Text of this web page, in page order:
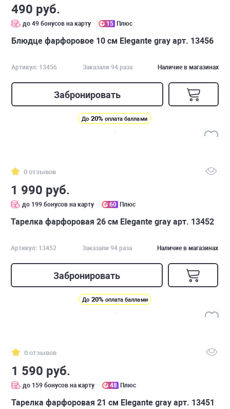
490 руб.
до 49 бонусов на карту 15 Плюс
Блюдце фарфоровое 10 см Elegante gray арт. 13456
Артикул: 13456 Заказали 94 раза Наличие в магазинах
Забронировать
До 20% оплата баллами
0 отзывов
1 990 руб.
до 199 бонусов на карту 60 Плюс
Тарелка фарфоровая 26 см Elegante gray арт. 13452
Артикул: 13452 Заказали 94 раза Наличие в магазинах
Забронировать
До 20% оплата баллами
0 отзывов
1 590 руб.
до 159 бонусов на карту 48 Плюс
Тарелка фарфоровая 21 см Elegante gray арт. 13451